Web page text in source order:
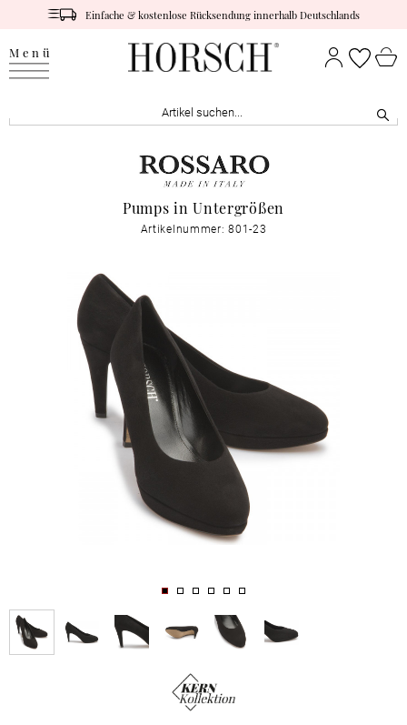
Einfache & kostenlose Rücksendung innerhalb Deutschlands
Menü
Pumps in Untergrößen
Artikelnummer: 801-23